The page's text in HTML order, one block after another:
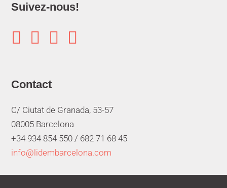
Suivez-nous!
   
Contact
C/ Ciutat de Granada, 53-57
08005 Barcelona
+34 934 854 550 / 682 71 68 45
info@lidembarcelona.com